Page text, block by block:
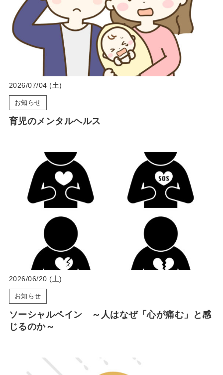
2026/07/04 (土)
お知らせ
育児のメンタルヘルス
2026/06/20 (土)
お知らせ
ソーシャルペイン ～人はなぜ「心が痛む」と感
じるのか～